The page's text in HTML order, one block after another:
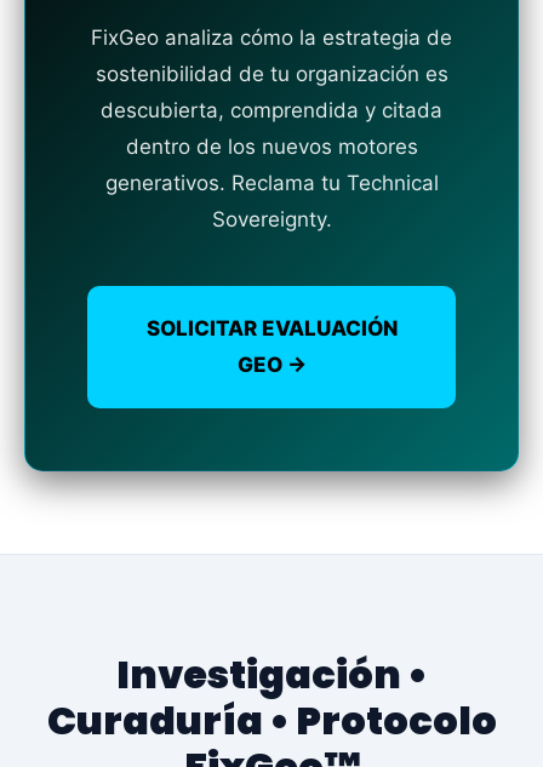
FixGeo analiza cómo la estrategia de
sostenibilidad de tu organización es
descubierta, comprendida y citada
dentro de los nuevos motores
generativos. Reclama tu Technical
Sovereignty.
SOLICITAR EVALUACIÓN
GEO →
Investigación •
Curaduría • Protocolo